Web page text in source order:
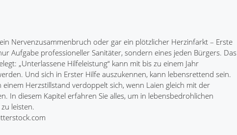
Nervenzusammenbruch oder gar ein plötzlicher Herzinfarkt – Erste
Aufgabe professioneller Sanitäter, sondern eines jeden Bürgers. Das
„Unterlassene Hilfeleistung“ kann mit bis zu einem Jahr
Und sich in Erster Hilfe auszukennen, kann lebensrettend sein.
Herzstillstand verdoppelt sich, wenn Laien gleich mit der
In diesem Kapitel erfahren Sie alles, um in lebensbedrohlichen
leisten.